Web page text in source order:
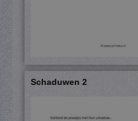
Schaduwen 2